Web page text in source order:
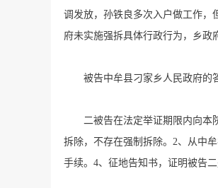
调发放，孙铁良多次入户做工作，
府未实施强拆具体行政行为，乡政
被告中牟县刁家乡人民政府的
二被告在法定举证期限内向本
拆除，不存在强制拆除。2、从中
手续。4、征地告知书，证明被告